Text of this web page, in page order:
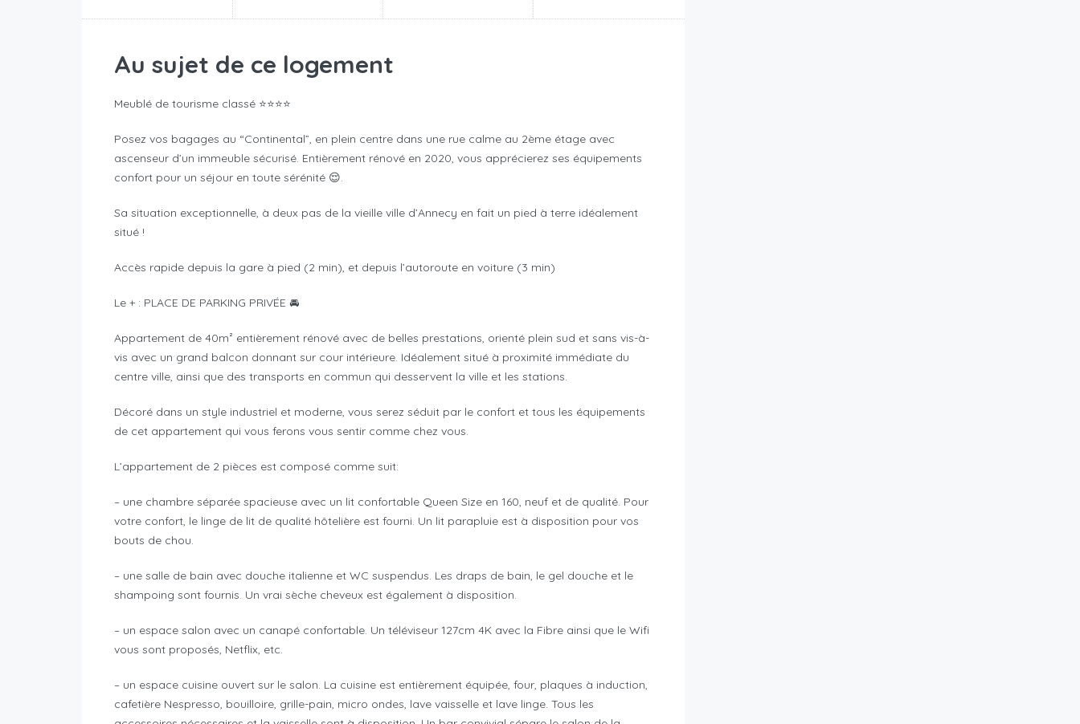
Au sujet de ce logement
Meublé de tourisme classé ⭐️⭐️⭐️⭐️
Posez vos bagages au “Continental”, en plein centre dans une rue calme au 2ème étage avec
ascenseur d’un immeuble sécurisé. Entièrement rénové en 2020, vous apprécierez ses équipements
confort pour un séjour en toute sérénité 😌.
Sa situation exceptionnelle, à deux pas de la vieille ville d’Annecy en fait un pied à terre idéalement
situé !
Accès rapide depuis la gare à pied (2 min), et depuis l’autoroute en voiture (3 min)
Le + : PLACE DE PARKING PRIVÉE 🚘
Appartement de 40m² entièrement rénové avec de belles prestations, orienté plein sud et sans vis-à-
vis avec un grand balcon donnant sur cour intérieure. Idéalement situé à proximité immédiate du
centre ville, ainsi que des transports en commun qui desservent la ville et les stations.
Décoré dans un style industriel et moderne, vous serez séduit par le confort et tous les équipements
de cet appartement qui vous ferons vous sentir comme chez vous.
L’appartement de 2 pièces est composé comme suit:
– une chambre séparée spacieuse avec un lit confortable Queen Size en 160, neuf et de qualité. Pour
votre confort, le linge de lit de qualité hôtelière est fourni. Un lit parapluie est à disposition pour vos
bouts de chou.
– une salle de bain avec douche italienne et WC suspendus. Les draps de bain, le gel douche et le
shampoing sont fournis. Un vrai sèche cheveux est également à disposition.
– un espace salon avec un canapé confortable. Un téléviseur 127cm 4K avec la Fibre ainsi que le Wifi
vous sont proposés, Netflix, etc.
– un espace cuisine ouvert sur le salon. La cuisine est entièrement équipée, four, plaques à induction,
cafetière Nespresso, bouilloire, grille-pain, micro ondes, lave vaisselle et lave linge. Tous les